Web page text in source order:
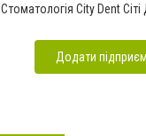
Стоматологія City Dent
Додати